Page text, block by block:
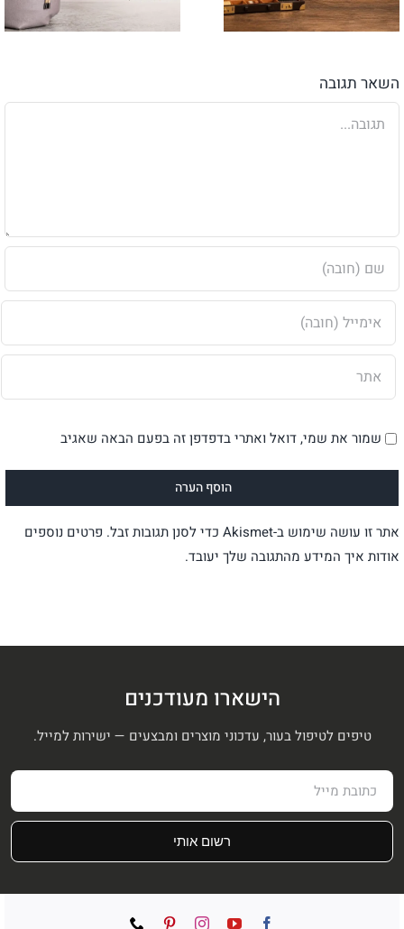
השאר תגובה
שמור את שמי, דואל ואתרי בדפדפן זה בפעם הבאה שאגיב
אתר זו עושה שימוש ב-Akismet כדי לסנן תגובות זבל.
פרטים נוספים
אודות איך המידע מהתגובה שלך יעובד.
הישארו מעודכנים
טיפים לטיפול בעור, עדכוני מוצרים ומבצעים — ישירות למייל.
רשום אותי